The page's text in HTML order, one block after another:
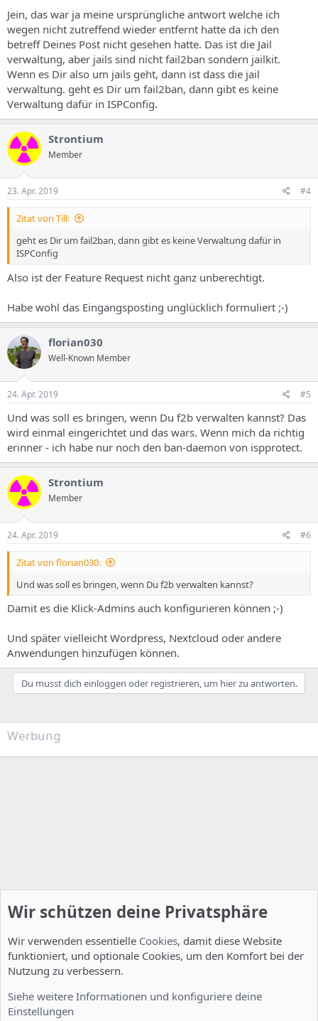
Jein, das war ja meine ursprüngliche antwort welche ich
wegen nicht zutreffend wieder entfernt hatte da ich den
betreff Deines Post nicht gesehen hatte. Das ist die Jail
verwaltung, aber jails sind nicht fail2ban sondern jailkit.
Wenn es Dir also um jails geht, dann ist dass die jail
verwaltung. geht es Dir um fail2ban, dann gibt es keine
Verwaltung dafür in ISPConfig.
Strontium
Member
23. Apr. 2019 #4
Zitat von Till:
geht es Dir um fail2ban, dann gibt es keine Verwaltung dafür in
ISPConfig
Also ist der Feature Request nicht ganz unberechtigt.
Habe wohl das Eingangsposting unglücklich formuliert ;-)
florian030
Well-Known Member
24. Apr. 2019 #5
Und was soll es bringen, wenn Du f2b verwalten kannst? Das
wird einmal eingerichtet und das wars. Wenn mich da richtig
erinner - ich habe nur noch den ban-daemon von ispprotect.
Strontium
Member
24. Apr. 2019 #6
Zitat von florian030:
Und was soll es bringen, wenn Du f2b verwalten kannst?
Damit es die Klick-Admins auch konfigurieren können ;-)
Und später vielleicht Wordpress, Nextcloud oder andere
Anwendungen hinzufügen können.
Du musst dich einloggen oder registrieren, um hier zu antworten.
Werbung
Wir schützen deine Privatsphäre
Wir verwenden essentielle Cookies, damit diese Website
funktioniert, und optionale Cookies, um den Komfort bei der
Nutzung zu verbessern.
Siehe weitere Informationen und konfiguriere deine
Einstellungen